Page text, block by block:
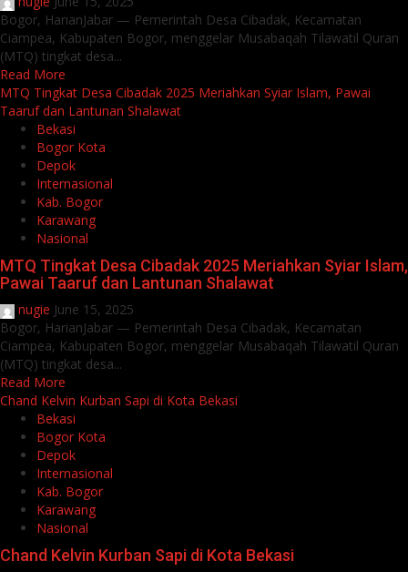
Bogor, HarianJabar — Pemerintah Desa Cibadak, Kecamatan
Ciampea, Kabupaten Bogor, menggelar Musabaqah Tilawatil Quran
(MTQ) tingkat desa...
Read More
MTQ Tingkat Desa Cibadak 2025 Meriahkan Syiar Islam, Pawai
Taaruf dan Lantunan Shalawat
Bekasi
Bogor Kota
Depok
Internasional
Kab. Bogor
Karawang
Nasional
MTQ Tingkat Desa Cibadak 2025 Meriahkan Syiar Islam,
Pawai Taaruf dan Lantunan Shalawat
nugie June 15, 2025
Bogor, HarianJabar — Pemerintah Desa Cibadak, Kecamatan
Ciampea, Kabupaten Bogor, menggelar Musabaqah Tilawatil Quran
(MTQ) tingkat desa...
Read More
Chand Kelvin Kurban Sapi di Kota Bekasi
Bekasi
Bogor Kota
Depok
Internasional
Kab. Bogor
Karawang
Nasional
Chand Kelvin Kurban Sapi di Kota Bekasi